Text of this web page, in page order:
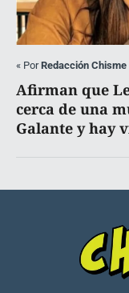
« PorRedacción Chisme
Afirman que
cerca de una
Galante y hay